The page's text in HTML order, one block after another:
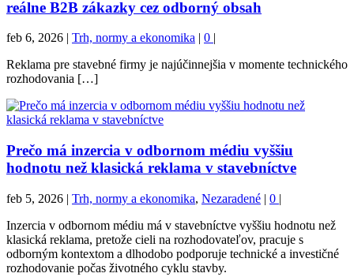
reálne B2B zákazky cez odborný obsah
feb 6, 2026 | Trh, normy a ekonomika | 0 |
Reklama pre stavebné firmy je najúčinnejšia v momente technického
rozhodovania […]
Prečo má inzercia v odbornom médiu vyššiu
hodnotu než klasická reklama v stavebníctve
feb 5, 2026 | Trh, normy a ekonomika, Nezaradené | 0 |
Inzercia v odbornom médiu má v stavebníctve vyššiu hodnotu než
klasická reklama, pretože cieli na rozhodovateľov, pracuje s
odborným kontextom a dlhodobo podporuje technické a investičné
rozhodovanie počas životného cyklu stavby.